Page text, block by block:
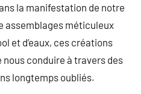
la manifestation de notre
assemblages méticuleux
et d’eaux, ces créations
conduire à travers des
longtemps oubliés.